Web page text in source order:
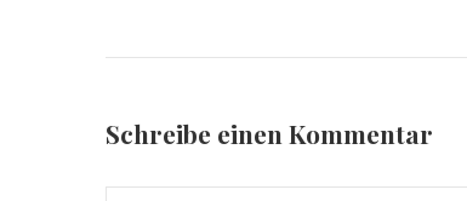
Schreibe einen Kommentar